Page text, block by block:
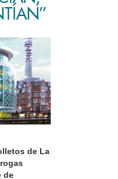
de La
de